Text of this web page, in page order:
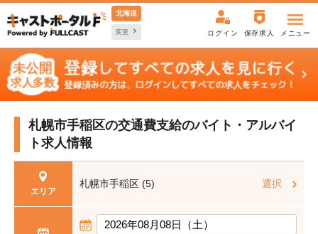
北海道
変更 ログイン 保存求人 メニュー
札幌市手稲区の交通費支給のバイト・アルバイ
ト求人情報
エリア
札幌市手稲区 (5) 選択